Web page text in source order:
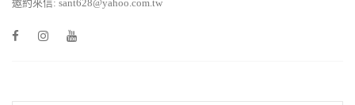
邀約來信: sant628@yahoo.com.tw